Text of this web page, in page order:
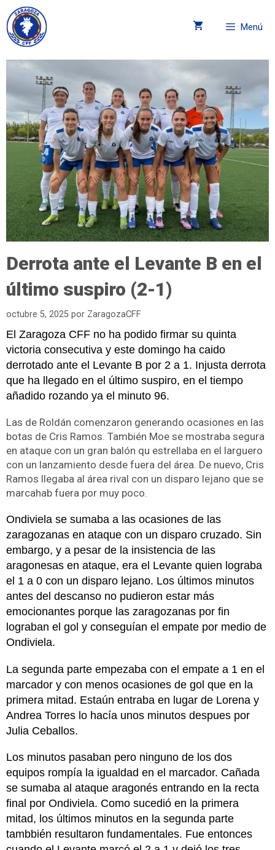
Menú
Derrota ante el Levante B en el
último suspiro (2-1)
octubre 5, 2025 por ZaragozaCFF
El Zaragoza CFF no ha podido firmar su quinta
victoria consecutiva y este domingo ha caido
derrotado ante el Levante B por 2 a 1. Injusta derrota
que ha llegado en el último suspiro, en el tiempo
añadido rozando ya el minuto 96.
Las de Roldán comenzaron generando ocasiones en las
botas de Cris Ramos. También Moe se mostraba segura
en ataque con un gran balón qu estrellaba en el larguero
con un lanzamiento desde fuera del área. De nuevo, Cris
Ramos llegaba al área rival con un disparo lejano que se
marcahab fuera por muy poco.
Ondiviela se sumaba a las ocasiones de las
zaragozanas en ataque con un disparo cruzado. Sin
embargo, y a pesar de la insistencia de las
aragonesas en ataque, era el Levante quien lograba
el 1 a 0 con un disparo lejano. Los últimos minutos
antes del descanso no pudieron estar más
emocionantes porque las zaragozanas por fin
lograban el gol y conseguían el empate por medio de
Ondiviela.
La segunda parte empezaba con el empate a 1 en el
marcador y con menos ocasiones de gol que en la
primera mitad. Estaún entraba en lugar de Lorena y
Andrea Torres lo hacía unos minutos despues por
Julia Ceballos.
Los minutos pasaban pero ninguno de los dos
equipos rompía la igualdad en el marcador. Cañada
se sumaba al ataque aragonés entrando en la recta
final por Ondiviela. Como sucedió en la primera
mitad, los últimos minutos en la segunda parte
tambbién resultaron fundamentales. Fue entonces